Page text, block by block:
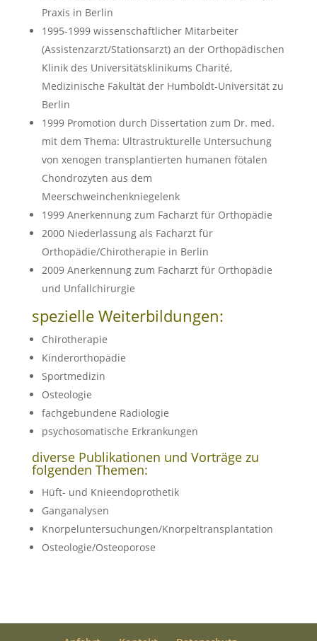
Praxis in Berlin
1995-1999 wissenschaftlicher Mitarbeiter
(Assistenzarzt/Stationsarzt) an der Orthopädischen
Klinik des Universitätsklinikums Charité,
Medizinische Fakultät der Humboldt-Universität zu
Berlin
1999 Promotion durch Dissertation zum Dr. med.
mit dem Thema: Ultrastrukturelle Untersuchung
von xenogen transplantierten humanen fötalen
Chondrozyten aus dem
Meerschweinchenkniegelenk
1999 Anerkennung zum Facharzt für Orthopädie
2000 Niederlassung als Facharzt für
Orthopädie/Chirotherapie in Berlin
2009 Anerkennung zum Facharzt für Orthopädie
und Unfallchirurgie
spezielle Weiterbildungen:
Chirotherapie
Kinderorthopädie
Sportmedizin
Osteologie
fachgebundene Radiologie
psychosomatische Erkrankungen
diverse Publikationen und Vorträge zu
folgenden Themen:
Hüft- und Knieendoprothetik
Ganganalysen
Knorpeluntersuchungen/Knorpeltransplantation
Osteologie/Osteoporose